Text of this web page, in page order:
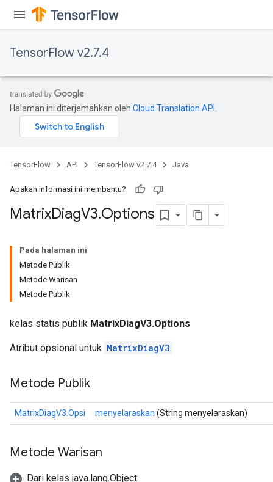
TensorFlow v2.7.4
Halaman ini diterjemahkan oleh Cloud Translation API
TensorFlow API TensorFlow v2.7.4 Java
Apakah informasi ini membantu?
MatrixDiagV3.Options
Pada halaman ini
Metode Publik
Metode Warisan
Metode Publik
kelas statis publik MatrixDiagV3.Options
Atribut opsional untuk MatrixDiagV3
Metode Publik
MatrixDiagV3.Opsi menyelaraskan (String menyelaraskan)
Metode Warisan
Dari kelas java.lang.Object